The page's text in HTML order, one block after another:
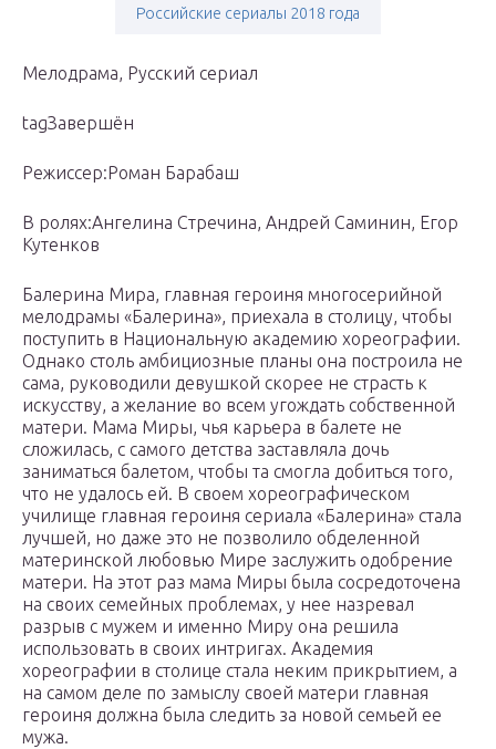
Российские сериалы 2018 года
Мелодрама, Русский сериал
tagЗавершён
Режиссер:Роман Барабаш
В ролях:Ангелина Стречина, Андрей Саминин, Егор
Кутенков
Балерина Мира, главная героиня многосерийной
мелодрамы «Балерина», приехала в столицу, чтобы
поступить в Национальную академию хореографии.
Однако столь амбициозные планы она построила не
сама, руководили девушкой скорее не страсть к
искусству, а желание во всем угождать собственной
матери. Мама Миры, чья карьера в балете не
сложилась, с самого детства заставляла дочь
заниматься балетом, чтобы та смогла добиться того,
что не удалось ей. В своем хореографическом
училище главная героиня сериала «Балерина» стала
лучшей, но даже это не позволило обделенной
материнской любовью Мире заслужить одобрение
матери. На этот раз мама Миры была сосредоточена
на своих семейных проблемах, у нее назревал
разрыв с мужем и именно Миру она решила
использовать в своих интригах. Академия
хореографии в столице стала неким прикрытием, а
на самом деле по замыслу своей матери главная
героиня должна была следить за новой семьей ее
мужа.